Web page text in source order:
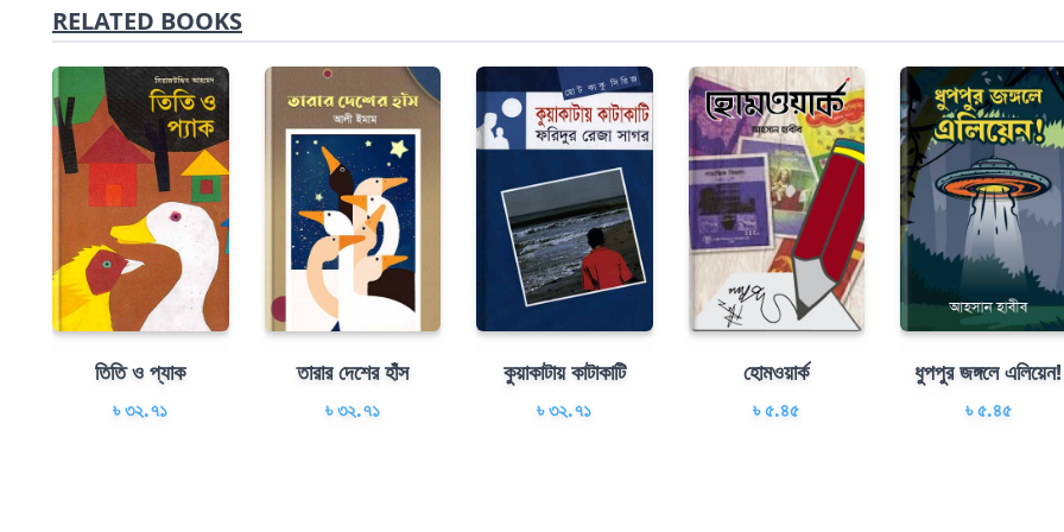
RELATED BOOKS
তিতি ও প্যাক
৳ ৩২.৭১
তারার দেশের হাঁস
৳ ৩২.৭১
কুয়াকাটায় কাটাকাটি
৳ ৩২.৭১
হােমওয়ার্ক
৳ ৫.৪৫
ধুপপুর জঙ্গলে এলিয়েন!
৳ ৫.৪৫